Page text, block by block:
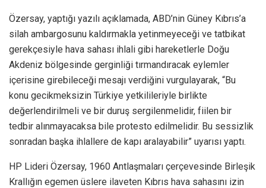
Özersay, yaptığı yazılı açıklamada, ABD’nin Güney Kıbrıs’a
silah ambargosunu kaldırmakla yetinmeyeceği ve tatbikat
gerekçesiyle hava sahası ihlali gibi hareketlerle Doğu
Akdeniz bölgesinde gerginliği tırmandıracak eylemler
içerisine girebileceği mesajı verdiğini vurgulayarak, “Bu
konu gecikmeksizin Türkiye yetkilileriyle birlikte
değerlendirilmeli ve bir duruş sergilenmelidir, fiilen bir
tedbir alınmayacaksa bile protesto edilmelidir. Bu sessizlik
sonradan başka ihlallere de kapı aralayabilir” uyarısı yaptı.
HP Lideri Özersay, 1960 Antlaşmaları çerçevesinde Birleşik
Krallığın egemen üslere ilaveten Kıbrıs hava sahasını izin